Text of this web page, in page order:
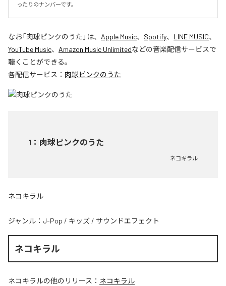
ったりのナンバーです。
なお「肉球ピンクのうた 」は、 Apple Music、 Spotify、 LINE MUSIC、
YouTube Music、 Amazon Music Unlimitedなどの音楽配信サービスで
聴くことができる。
各配信サービス： 肉球ピンクのうた
1 ： 肉球ピンクのうた
ネコキラル
ネコキラル
ジャンル： J-Pop / キッズ / サウンドエフェクト
ネコキラル
ネコキラルの他のリリース： ネコキラル